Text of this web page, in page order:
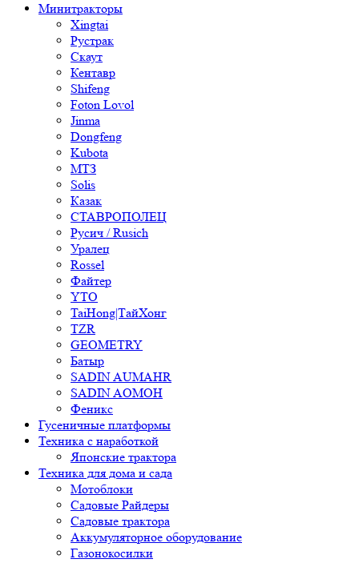
Минитракторы
Xingtai
Рустрак
Скаут
Кентавр
Shifeng
Foton Lovol
Jinma
Dongfeng
Kubota
МТЗ
Solis
Казак
СТАВРОПОЛЕЦ
Русич / Rusich
Уралец
Rossel
Файтер
YTO
TaiHong|ТайХонг
TZR
GEOMETRY
Батыр
SADIN AUMAHR
SADIN AOMOH
Феникс
Гусеничные платформы
Техника с наработкой
Японские трактора
Техника для дома и сада
Мотоблоки
Садовые Райдеры
Садовые трактора
Аккумуляторное оборудование
Газонокосилки